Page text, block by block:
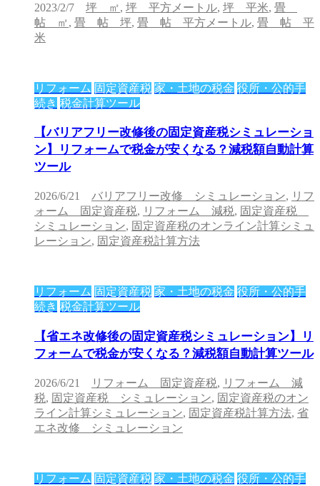
2023/2/7 坪 ㎡, 坪 平方メートル, 坪 平米, 畳
帖 ㎡, 畳 帖 坪, 畳 帖 平方メートル, 畳 帖 平
米
リフォーム 固定資産税 家・土地の税金 役所・公的手
続き 税金計算ツール
【バリアフリー改修後の固定資産税シミュレーショ
ン】リフォームで税金が安くなる？減税額自動計算
ツール
2026/6/21 バリアフリー改修 シミュレーション, リフ
ォーム 固定資産税, リフォーム 減税, 固定資産税
シミュレーション, 固定資産税のオンライン計算シミュ
レーション, 固定資産税計算方法
リフォーム 固定資産税 家・土地の税金 役所・公的手
続き 税金計算ツール
【省エネ改修後の固定資産税シミュレーション】リ
フォームで税金が安くなる？減税額自動計算ツール
2026/6/21 リフォーム 固定資産税, リフォーム 減
税, 固定資産税 シミュレーション, 固定資産税のオン
ライン計算シミュレーション, 固定資産税計算方法, 省
エネ改修 シミュレーション
リフォーム 固定資産税 家・土地の税金 役所・公的手